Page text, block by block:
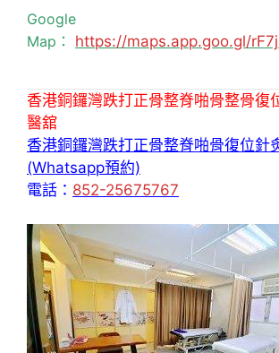
Google
Map： https://maps.app.goo.gl/
香港銅鑼灣跌打正骨整脊啪骨整骨復
醫舘
香港銅鑼灣跌打正骨整脊啪骨復位針
(Whatsapp預約)
電話： 852-25675767